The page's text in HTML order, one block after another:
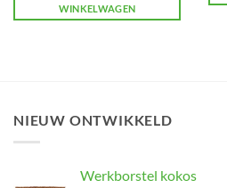
WINKELWAGEN
NIEUW ONTWIKKELD
Werkborstel kokos